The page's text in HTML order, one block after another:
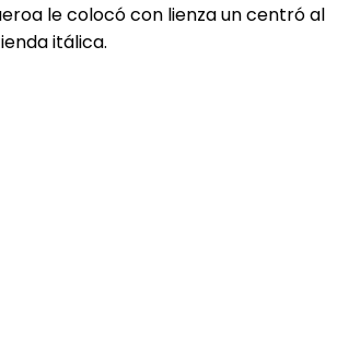
le colocó con lienza un centró al
itálica.